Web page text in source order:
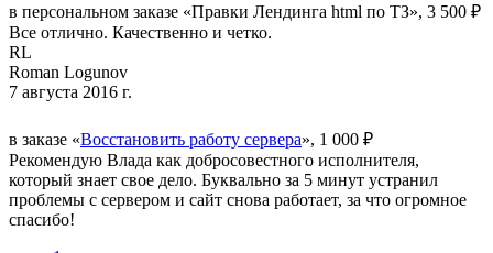
в персональном заказе «Правки Лендинга html по ТЗ», 3 500 ₽
Все отлично. Качественно и четко.
RL
Roman Logunov
7 августа 2016 г.
в заказе «Восстановить работу сервера», 1 000 ₽
Рекомендую Влада как добросовестного исполнителя,
который знает свое дело. Буквально за 5 минут устранил
проблемы с сервером и сайт снова работает, за что огромное
спасибо!